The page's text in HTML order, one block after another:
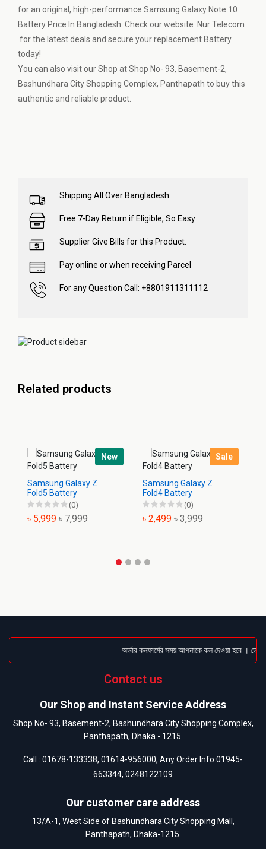
for an original, high-performance Samsung Galaxy Note 10
Battery Price In Bangladesh. Check our website Nur Telecom
for the latest deals and secure your replacement Battery
today!
You can also visit our Shop at Shop No- 93, Basement-2,
Bashundhara City Shopping Complex, Panthapath to buy this
authentic and reliable product.
Shipping All Over Bangladesh
Free 7-Day Return if Eligible, So Easy
Supplier Give Bills for this Product.
Pay online or when receiving Parcel
For any Question Call: +8801911311112
Related products
New
Samsung Galaxy Z
Fold5 Battery
(0)
৳ 5,999 ৳ 7,999
Sale
Samsung Galaxy Z
Fold4 Battery
(0)
৳ 2,499 ৳ 3,999
অর্ডার কনফার্মের সময় আপনাকে কল দেওয়া হবে ।
Contact us
Our Shop and Instant Service Address
Shop No- 93, Basement-2, Bashundhara City Shopping Complex,
Panthapath, Dhaka - 1215.
Call : 01678-133338, 01614-956000, Any Order Info:01945-
663344, 0248122109
Our customer care address
13/A-1, West Side of Bashundhara City Shopping Mall,
Panthapath, Dhaka-1215.